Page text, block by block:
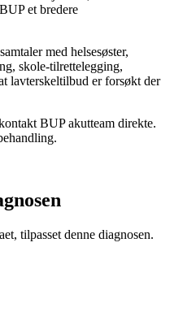
et bredere
med helsesøster,
skole-tilrettelegging,
lavterskeltilbud er forsøkt der
BUP akutteam direkte.
tilpasset denne diagnosen.